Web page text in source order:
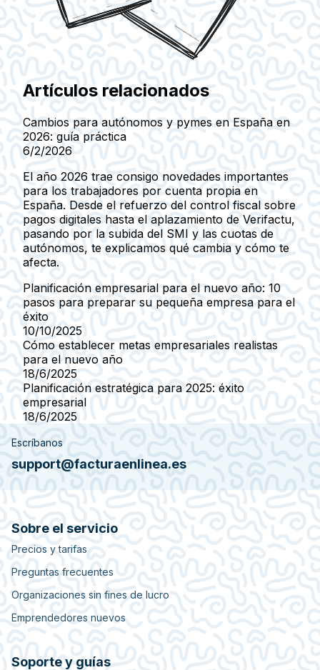
Artículos relacionados
Cambios para autónomos y pymes en España en
2026: guía práctica
6/2/2026
El año 2026 trae consigo novedades importantes
para los trabajadores por cuenta propia en
España. Desde el refuerzo del control fiscal sobre
pagos digitales hasta el aplazamiento de Verifactu,
pasando por la subida del SMI y las cuotas de
autónomos, te explicamos qué cambia y cómo te
afecta.
Planificación empresarial para el nuevo año: 10
pasos para preparar su pequeña empresa para el
éxito
10/10/2025
Cómo establecer metas empresariales realistas
para el nuevo año
18/6/2025
Planificación estratégica para 2025: éxito
empresarial
18/6/2025
Escríbanos
support@facturaenlinea.es
Sobre el servicio
Precios y tarifas
Preguntas frecuentes
Organizaciones sin fines de lucro
Emprendedores nuevos
Soporte y guías